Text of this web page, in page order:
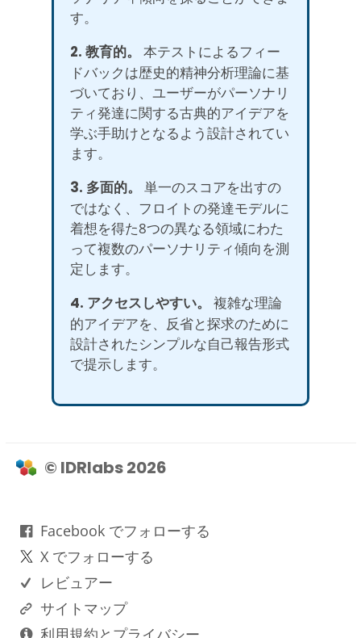
す。
2. 教育的。
本テストによるフィー
ドバックは歴史的精神分析理論に基
づいており、ユーザーがパーソナリ
ティ発達に関する古典的アイデアを
学ぶ手助けとなるよう設計されてい
ます。
3. 多面的。
単一のスコアを出すの
ではなく、フロイトの発達モデルに
着想を得た8つの異なる領域にわた
って複数のパーソナリティ傾向を測
定します。
4. アクセスしやすい。
複雑な理論
的アイデアを、反省と探求のために
設計されたシンプルな自己報告形式
で提示します。
© IDRlabs 2026
Facebook でフォローする
X でフォローする
レビュアー
サイトマップ
利用規約とプライバシー